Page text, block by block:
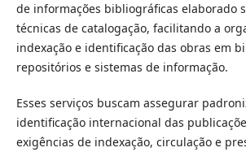
de informações bibliográficas elaborado
técnicas de catalogação, facilitando a
indexação e identificação das obras em
repositórios e sistemas de informação.
Esses serviços buscam assegurar
identificação internacional das
exigências de indexação, circulação e